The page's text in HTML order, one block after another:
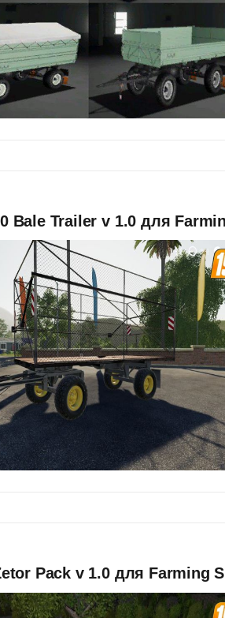
Bale Trailer v 1.0 для
Pack v 1.0 для Farming